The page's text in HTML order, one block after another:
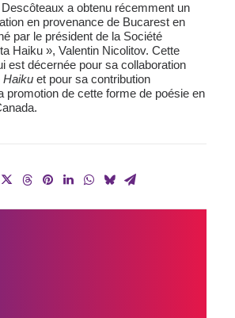
a obtenu récemment un
en provenance de Bucarest en
par le président de la Société
Haiku », Valentin Nicolitov. Cette
est décernée pour sa collaboration
Haiku et pour sa contribution
promotion de cette forme de poésie en